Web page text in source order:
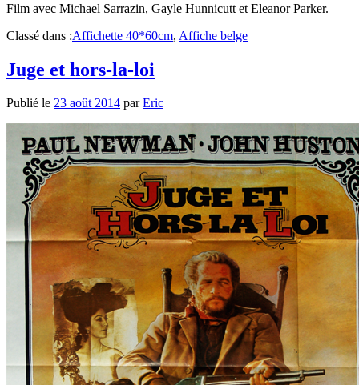
Film avec Michael Sarrazin, Gayle Hunnicutt et Eleanor Parker.
Classé dans :Affichette 40*60cm, Affiche belge
Juge et hors-la-loi
Publié le 23 août 2014 parEric